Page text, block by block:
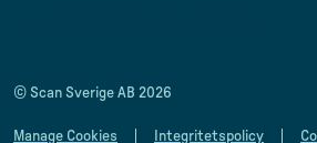
© Scan Sverige AB 2026
Manage Cookies Integritetspolicy